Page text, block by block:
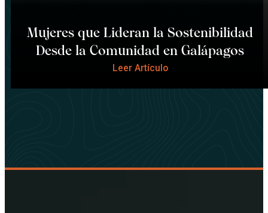
Mujeres que Lideran la Sostenibilidad
Desde la Comunidad en Galápagos
Leer Artículo